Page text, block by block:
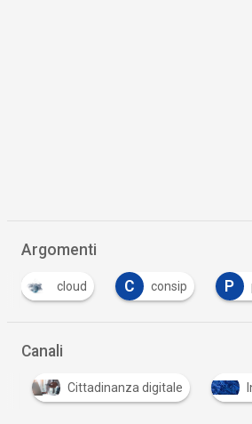
Argomenti
C consip P piano triennale
Canali
Cittadinanza digitale